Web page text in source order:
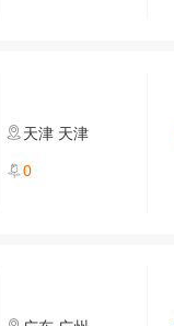
天津 天津
0